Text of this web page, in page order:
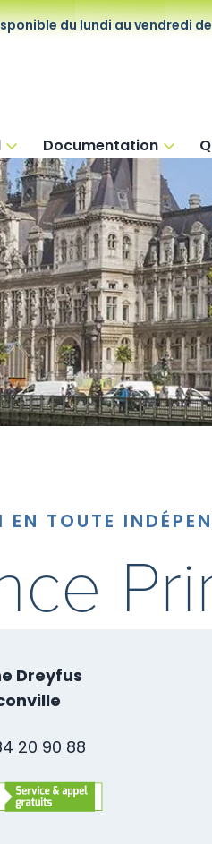
du lundi au vendredi
Documentation
TOUTE
Dreyfus
20 90 88